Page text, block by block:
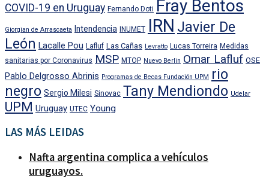
COVID-19 en Uruguay Fernando Doti Fray Bentos
Giorgian de Arrascaeta Intendencia INUMET IRN Javier De
León Lacalle Pou Lafluf Las Cañas Levratto Lucas Torreira Medidas
sanitarias por Coronavirus MSP MTOP Nuevo Berlin Omar Lafluf OSE
Pablo Delgrosso Abrinis Programas de Becas Fundación UPM rio
negro Sergio Milesi Sinovac Tany Mendiondo Udelar
UPM Uruguay UTEC Young
LAS MÁS LEIDAS
Nafta argentina complica a vehículos
uruguayos.